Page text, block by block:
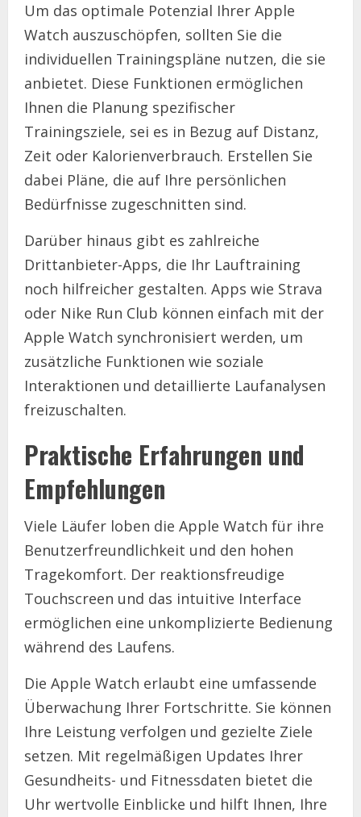
Um das optimale Potenzial Ihrer Apple
Watch auszuschöpfen, sollten Sie die
individuellen Trainingspläne nutzen, die sie
anbietet. Diese Funktionen ermöglichen
Ihnen die Planung spezifischer
Trainingsziele, sei es in Bezug auf Distanz,
Zeit oder Kalorienverbrauch. Erstellen Sie
dabei Pläne, die auf Ihre persönlichen
Bedürfnisse zugeschnitten sind.
Darüber hinaus gibt es zahlreiche
Drittanbieter-Apps, die Ihr Lauftraining
noch hilfreicher gestalten. Apps wie Strava
oder Nike Run Club können einfach mit der
Apple Watch synchronisiert werden, um
zusätzliche Funktionen wie soziale
Interaktionen und detaillierte Laufanalysen
freizuschalten.
Praktische Erfahrungen und
Empfehlungen
Viele Läufer loben die Apple Watch für ihre
Benutzerfreundlichkeit und den hohen
Tragekomfort. Der reaktionsfreudige
Touchscreen und das intuitive Interface
ermöglichen eine unkomplizierte Bedienung
während des Laufens.
Die Apple Watch erlaubt eine umfassende
Überwachung Ihrer Fortschritte. Sie können
Ihre Leistung verfolgen und gezielte Ziele
setzen. Mit regelmäßigen Updates Ihrer
Gesundheits- und Fitnessdaten bietet die
Uhr wertvolle Einblicke und hilft Ihnen, Ihre